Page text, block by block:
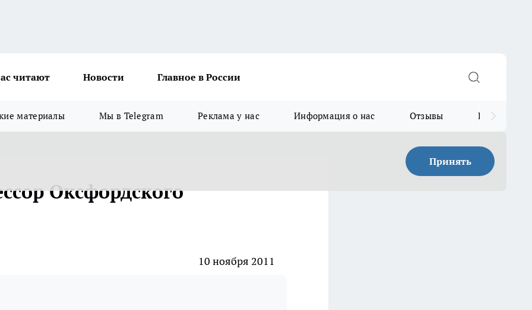
читают Новости Главное в России
материалы Мы в Telegram Реклама у нас Информация о нас Отзывы Прайс для
Принять
Оксфордского
10 ноября 2011